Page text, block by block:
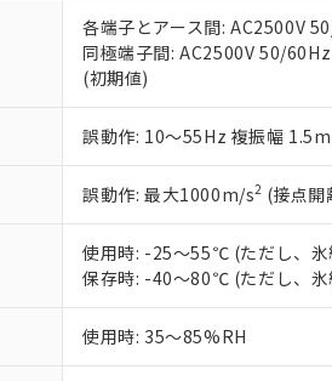
各端子とアース間: AC2500V
同極端子間: AC2500V 50/
(初期値)
誤動作: 10～55Hz 複振幅
誤動作: 最大1000m/s2 (接点
使用時: -25～55℃ (ただし、氷
保存時: -40～80℃ (ただし、氷
使用時: 35～85%RH